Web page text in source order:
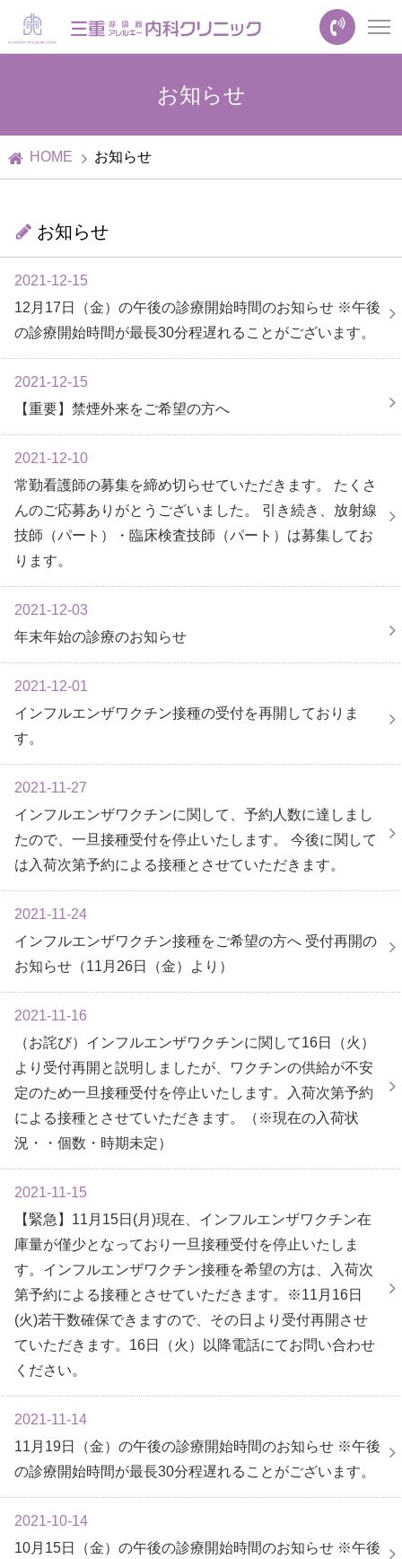
お知らせ
HOME お知らせ
お知らせ
2021-12-15
12月17日（金）の午後の診療開始時間のお知らせ ※午後
の診療開始時間が最長30分程遅れることがございます。
2021-12-15
【重要】禁煙外来をご希望の方へ
2021-12-10
常勤看護師の募集を締め切らせていただきます。 たくさ
んのご応募ありがとうございました。 引き続き、放射線
技師（パート）・臨床検査技師（パート）は募集してお
ります。
2021-12-03
年末年始の診療のお知らせ
2021-12-01
インフルエンザワクチン接種の受付を再開しておりま
す。
2021-11-27
インフルエンザワクチンに関して、予約人数に達しまし
たので、一旦接種受付を停止いたします。 今後に関して
は入荷次第予約による接種とさせていただきます。
2021-11-24
インフルエンザワクチン接種をご希望の方へ 受付再開の
お知らせ（11月26日（金）より）
2021-11-16
（お詫び）インフルエンザワクチンに関して16日（火）
より受付再開と説明しましたが、ワクチンの供給が不安
定のため一旦接種受付を停止いたします。入荷次第予約
による接種とさせていただきます。（※現在の入荷状
況・・個数・時期未定）
2021-11-15
【緊急】11月15日(月)現在、インフルエンザワクチン在
庫量が僅少となっており一旦接種受付を停止いたしま
す。インフルエンザワクチン接種を希望の方は、入荷次
第予約による接種とさせていただきます。※11月16日
(火)若干数確保できますので、その日より受付再開させ
ていただきます。16日（火）以降電話にてお問い合わせ
ください。
2021-11-14
11月19日（金）の午後の診療開始時間のお知らせ ※午後
の診療開始時間が最長30分程遅れることがございます。
2021-10-14
10月15日（金）の午後の診療開始時間のお知らせ ※午後